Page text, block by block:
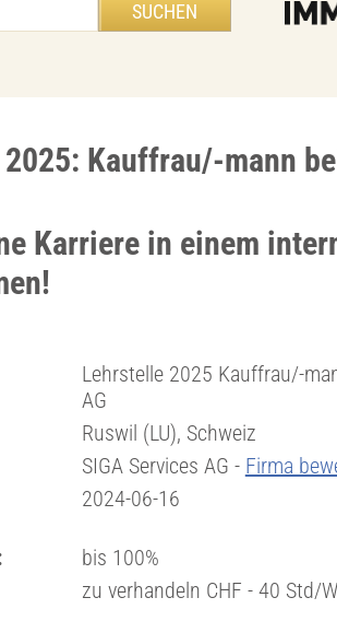
Kauffrau/-mann
Karriere in einem
Lehrstelle 2025 Kauffrau/-
AG
Ruswil (LU), Schweiz
SIGA Services AG - Firma
2024-06-16
bis 100%
zu verhandeln CHF - 40 Std/